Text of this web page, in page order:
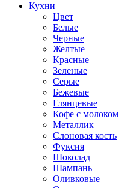
Кухни
Цвет
Белые
Черные
Желтые
Красные
Зеленые
Серые
Бежевые
Глянцевые
Кофе с молоком
Металлик
Слоновая кость
Фуксия
Шоколад
Шампань
Оливковые